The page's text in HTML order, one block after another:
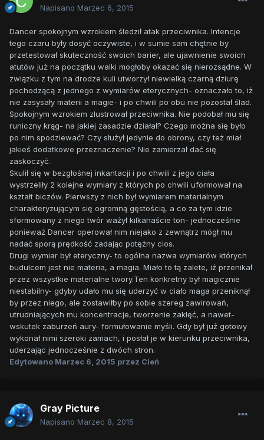
Napisano Marzec 6, 2015
Dancer spokojnym wzrokiem śledził atak przeciwnika. Intencje
tego czaru były dosyć oczywiste, i w sumie sam chętnie by
przetestował skuteczność swoich barier, ale ujawnienie swoich
atutów już na początku walki mogłoby okazać się nierozsądne. W
związku z tym na drodze kuli utworzył niewielką czarną dziurę
pochodzącą z jednego z wymiarów eterycznych- oznaczało to, iż
nie zasysały materii a magie- i po chwili po obu nie pozostał ślad.
Spokojnym wzrokiem zlustrował przeciwnika. Nie podobał mu się
runiczny krąg- na jakiej zasadzie działał? Czego można się było
po nim spodziewać? Czy służył jedynie do obrony, czy też miał
jakieś dodatkowe przeznaczenie? Nie zamierzał dać się
zaskoczyć.
Skulił się w bezgłośnej inkantacji i po chwili z jego ciała
wystrzeliły 2 kolejne wymiary z których po chwili uformował na
kształt biczów. Pierwszy z nich był wymiarem materialnym
charakteryzującym się ogromną gęstością, a co za tym idzie
sformowany z niego twór ważył kilkanaście ton- jednocześnie
ponieważ Dancer operował nim niejako z zewnątrz mógł mu
nadać sporą prędkość zadając potężny cios.
Drugi wymiar był eteryczny- to ogólna nazwa wymiarów których
budulcem jest nie materia, a magia. Miało to tą zalete, iż przenikał
przez wszystkie materialne twory.Ten konkretny był magicznie
niestabilny- gdyby udało mu się uderzyć w ciało maga przeniknął
by przez niego, ale zostawiłby po sobie szereg zawirowań,
utrudniających mu koncentracje, tworzenie zaklęć, a nawet-
wskutek zaburzeń aury- formułowanie myśli. Gdy był już gotowy
wykonał nimi szeroki zamach, i posłał je w kierunku przeciwnika,
uderzając jednocześnie z dwóch stron.
Edytowano Marzec 6, 2015 przez Cień
Gray Picture
Napisano Marzec 8, 2015